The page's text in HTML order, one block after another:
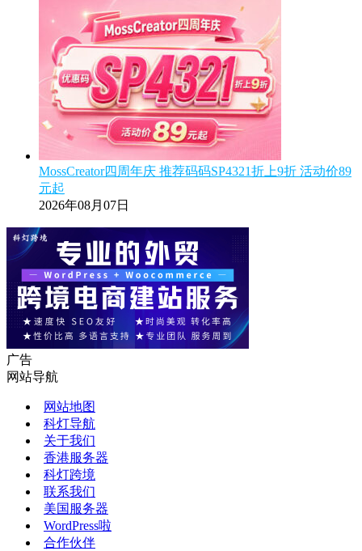
MossCreator四周年庆 推荐码码SP4321折上9折 活动价89
元起
2026年08月07日
广告
网站导航
网站地图
科灯导航
关于我们
香港服务器
科灯跨境
联系我们
美国服务器
WordPress啦
合作伙伴